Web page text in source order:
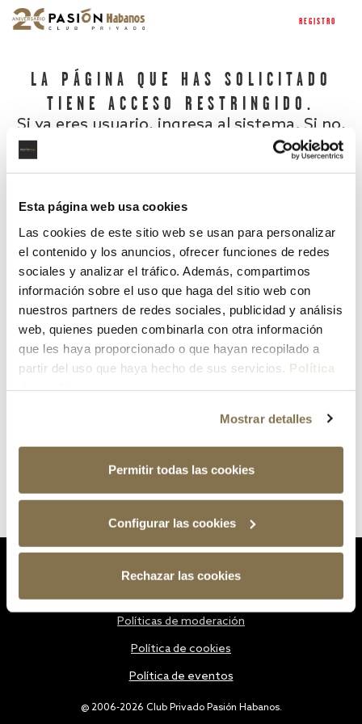
Esta página web usa cookies
Las cookies de este sitio web se usan para personalizar
el contenido y los anuncios, ofrecer funciones de redes
sociales y analizar el tráfico. Además, compartimos
información sobre el uso que haga del sitio web con
nuestros partners de redes sociales, publicidad y análisis
web, quienes pueden combinarla con otra información
que les haya proporcionado o que hayan recopilado a
partir del uso que haya hecho de sus servicios. Política
Mostrar detalles
Permitir todas las cookies
Configurar las cookies
Rechazar las cookies
REGISTRO
LA PÁGINA QUE HAS SOLICITADO
TIENE ACCESO RESTRINGIDO.
Si ya eres usuario, ingresa al sistema. Si no,
¿Has olvidado tu contraseña?
@ 2006-2026 Club Privado Pasión Habanos.
Políticas de moderación
Política de cookies
Política de eventos